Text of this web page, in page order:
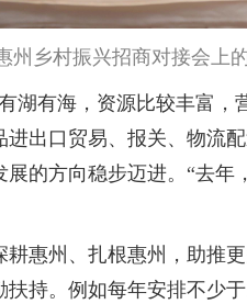
州乡村振兴招商对接会上
有海，资源比较丰富，
出口贸易、报关、物流
的方向稳步迈进。“去
州、扎根惠州，助推
持。例如每年安排不少